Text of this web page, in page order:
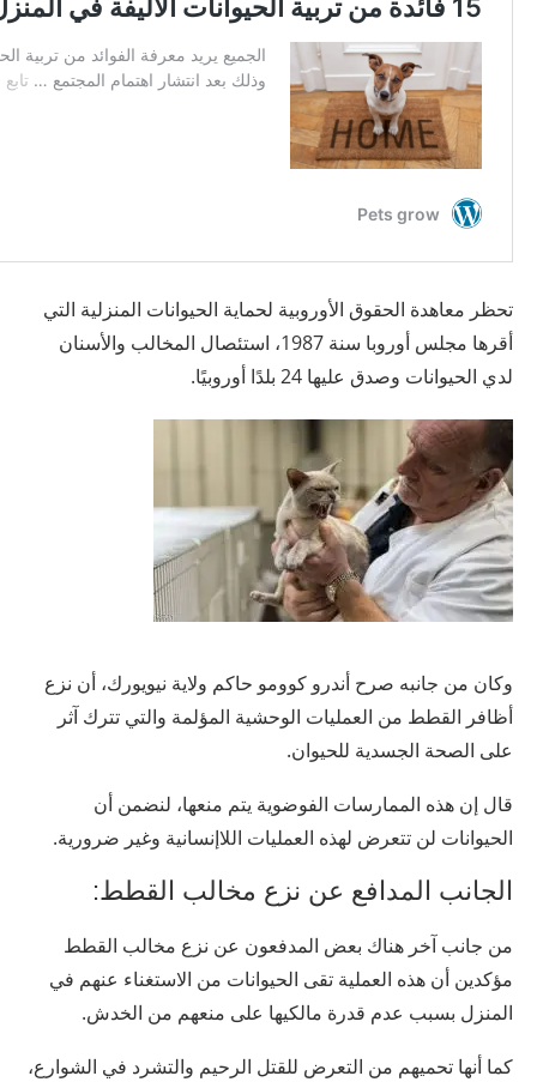
تحظر معاهدة الحقوق الأوروبية لحماية الحيوانات المنزلية التي
أقرها مجلس أوروبا سنة 1987، استئصال المخالب والأسنان
لدي الحيوانات وصدق عليها 24 بلدًا أوروبيًا.
وكان من جانبه صرح أندرو كوومو حاكم ولاية نيويورك، أن نزع
أظافر القطط من العمليات الوحشية المؤلمة والتي تترك آثر
على الصحة الجسدية للحيوان.
قال إن هذه الممارسات الفوضوية يتم منعها، لنضمن أن
الحيوانات لن تتعرض لهذه العمليات اللاإنسانية وغير ضرورية.
الجانب المدافع عن نزع مخالب القطط:
من جانب آخر هناك بعض المدفعون عن نزع مخالب القطط
مؤكدين أن هذه العملية تقى الحيوانات من الاستغناء عنهم في
المنزل بسبب عدم قدرة مالكيها على منعهم من الخدش.
كما أنها تحميهم من التعرض للقتل الرحيم والتشرد في الشوارع،